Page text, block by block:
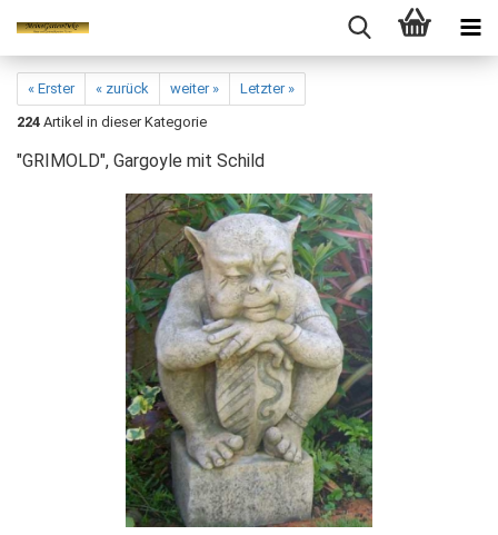
« Erster « zurück weiter »
Letzter »
224 Artikel in dieser Kategorie
"GRIMOLD", Gargoyle mit Schild